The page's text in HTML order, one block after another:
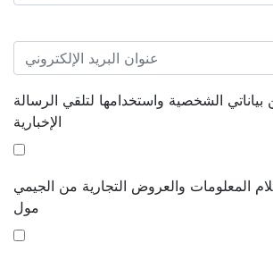
الشخصية واستخدامها لتلقي الرسالة
الإخبارية
المعلومات والعروض التجارية من الجيمي
مول